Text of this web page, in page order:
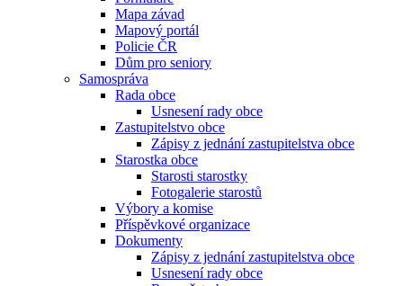
Mapa závad
Mapový portál
Policie ČR
Dům pro seniory
Samospráva
Rada obce
Usnesení rady obce
Zastupitelstvo obce
Zápisy z jednání zastupitelstva obce
Starostka obce
Starosti starostky
Fotogalerie starostů
Výbory a komise
Příspěvkové organizace
Dokumenty
Zápisy z jednání zastupitelstva obce
Usnesení rady obce